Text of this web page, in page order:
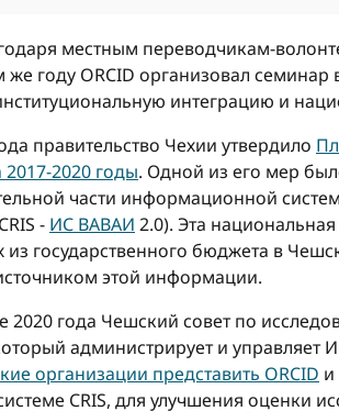
местным переводчикам-
же году ORCID организовал
интеграцию и
правительство Чехии утвердило
2020 годы. Одной из его мер
части информационной
- ИС ВАВАИ 2.0). Эта
государственного бюджета в
этой информации.
2020 года Чешский совет по
администрирует и
организации представить ORCID
CRIS, для улучшения оценки